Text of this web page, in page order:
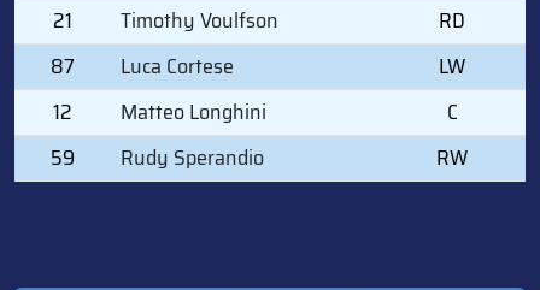
21
Timothy Voulfson
RD
87
Luca Cortese
LW
12
Matteo Longhini
C
59
Rudy Sperandio RW